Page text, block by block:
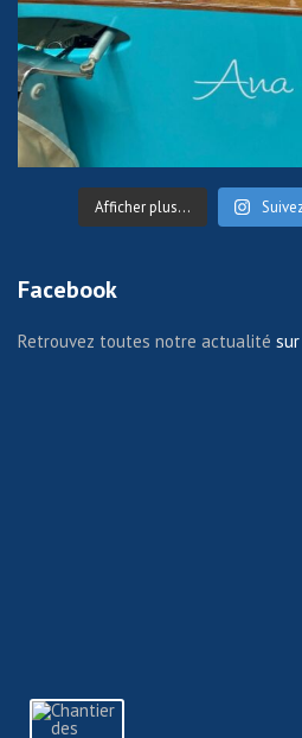
Afficher plus...
Facebook
Retrouvez toutes notre actualité